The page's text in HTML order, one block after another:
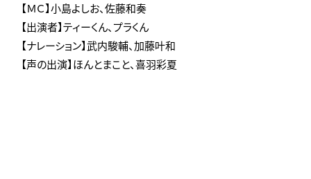
【ＭＣ】小島よしお、佐藤和奏
【出演者】ティーくん、プラくん
【ナレーション】武内駿輔、加藤叶和
【声の出演】ほんとまこと、喜羽彩夏